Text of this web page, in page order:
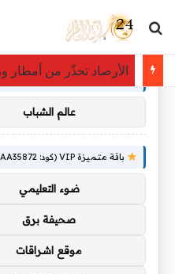
بحث عن
الأرصاد تحذّر من أمطار
توصيات :
باقة متميزة VIP (كود: AA86842):
عالم الشباب
باقة متميزة VIP (كود: AA35872):
ضوء التعليمي
صحيفة برق
موقع اشراقات